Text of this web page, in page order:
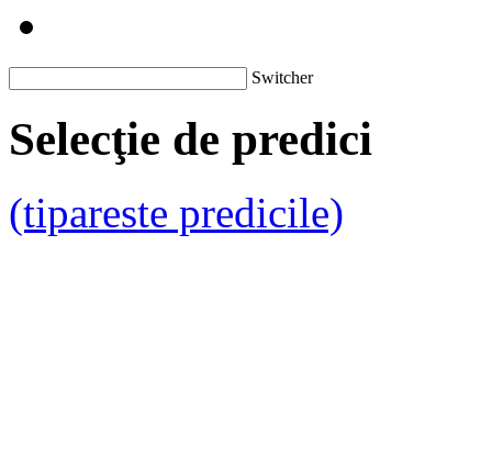
Switcher
Selecţie de predici
(tipareste predicile)